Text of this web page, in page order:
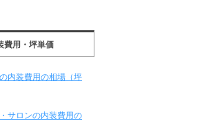
費用・坪単価
内装費用の相場（坪
サロンの内装費用の